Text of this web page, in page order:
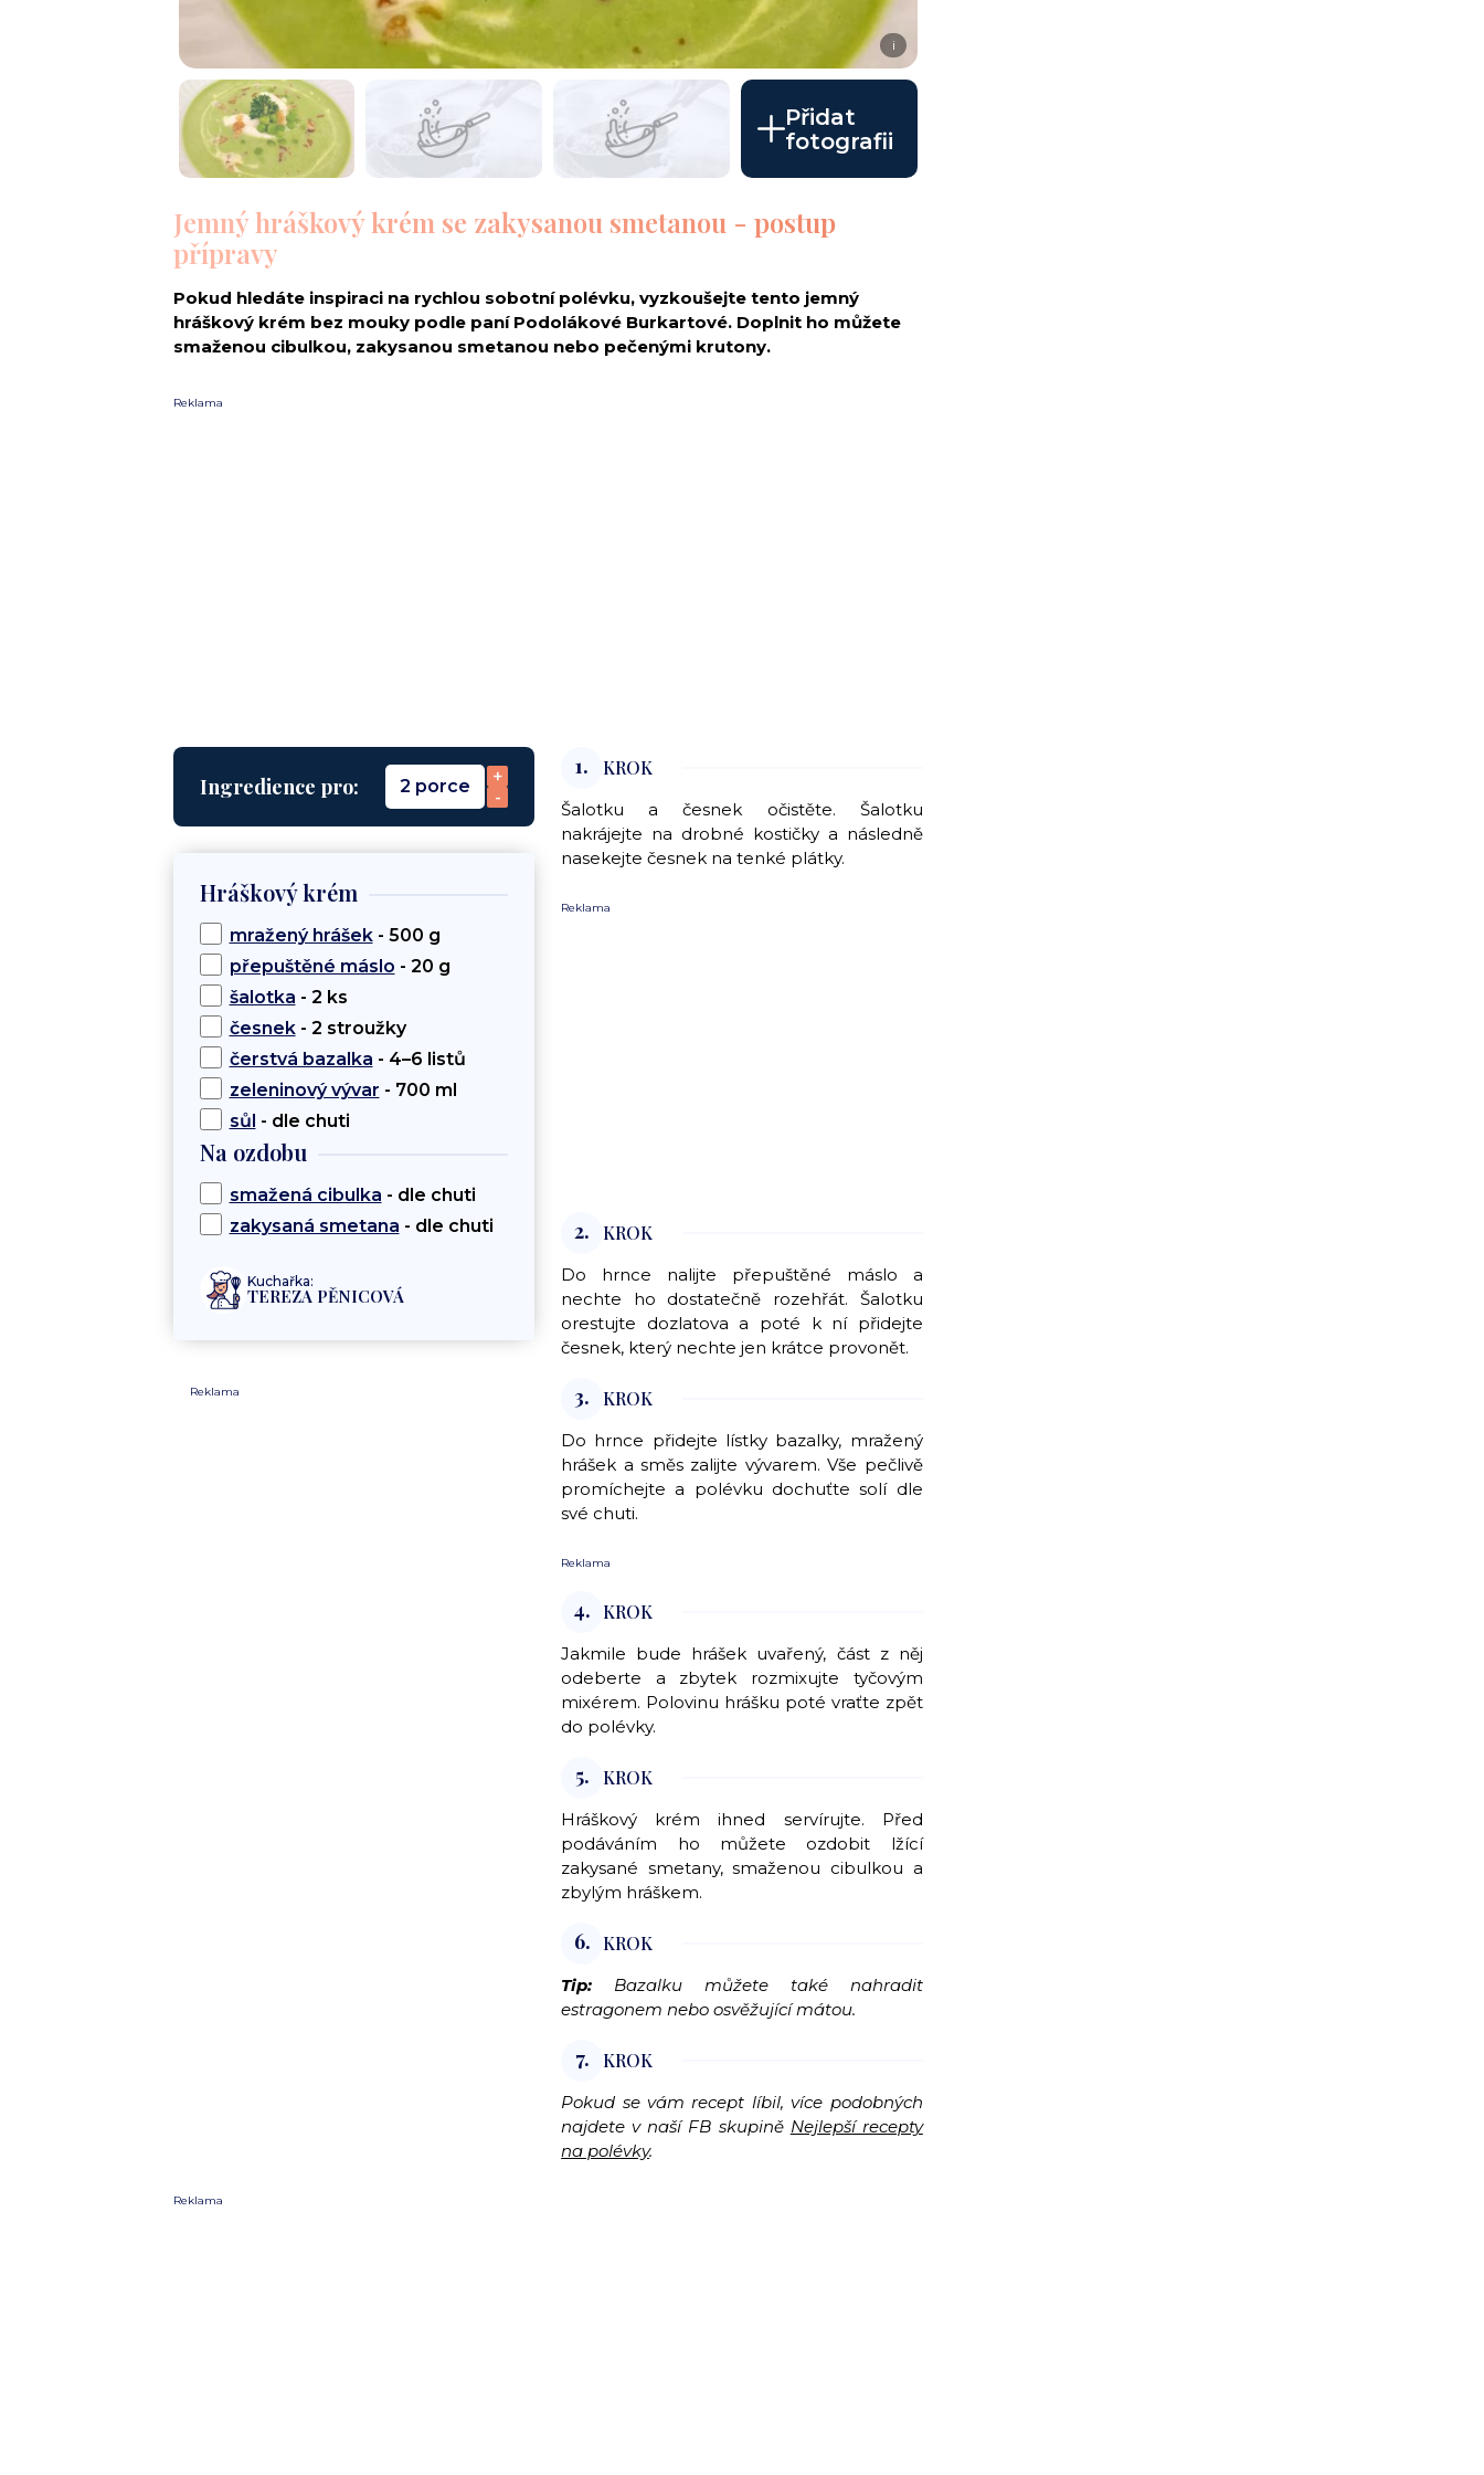
i
Přidat
fotografii
Jemný hráškový krém se zakysanou smetanou - postup
přípravy
Pokud hledáte inspiraci na rychlou sobotní polévku, vyzkoušejte tento jemný
hráškový krém bez mouky podle paní Podolákové Burkartové. Doplnit ho můžete
smaženou cibulkou, zakysanou smetanou nebo pečenými krutony.
Reklama
Ingredience pro: 2 porce
+
-
Hráškový krém
mražený hrášek- 500 g
přepuštěné máslo - 20 g
šalotka - 2 ks
česnek- 2 stroužky
čerstvá bazalka - 4–6 listů
zeleninový vývar - 700 ml
sůl - dle chuti
Na ozdobu
smažená cibulka - dle chuti
zakysaná smetana - dle chuti
Kuchařka:
TEREZA PĚNICOVÁ
Reklama
1. KROK
Šalotku a česnek očistěte. Šalotku
nakrájejte na drobné kostičky a následně
nasekejte česnek na tenké plátky.
Reklama
2. KROK
Do hrnce nalijte přepuštěné máslo a
nechte ho dostatečně rozehřát. Šalotku
orestujte dozlatova a poté k ní přidejte
česnek, který nechte jen krátce provonět.
3. KROK
Do hrnce přidejte lístky bazalky, mražený
hrášek a směs zalijte vývarem. Vše pečlivě
promíchejte a polévku dochuťte solí dle
své chuti.
Reklama
4. KROK
Jakmile bude hrášek uvařený, část z něj
odeberte a zbytek rozmixujte tyčovým
mixérem. Polovinu hrášku poté vraťte zpět
do polévky.
5. KROK
Hráškový krém ihned servírujte. Před
podáváním ho můžete ozdobit lžící
zakysané smetany, smaženou cibulkou a
zbylým hráškem.
6. KROK
Tip: Bazalku můžete také nahradit
estragonem nebo osvěžující mátou.
7. KROK
Pokud se vám recept líbil, více podobných
najdete v naší FB skupině Nejlepší recepty
na polévky.
Reklama